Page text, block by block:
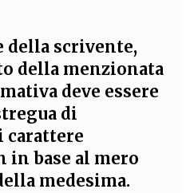
della scrivente,
della menzionata
deve essere
di
carattere
in base al mero
medesima.